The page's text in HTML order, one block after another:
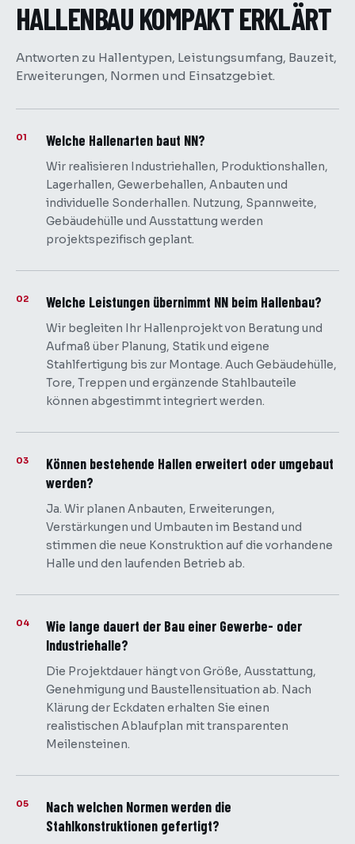
HALLENBAU KOMPAKT ERKLÄRT
Antworten zu Hallentypen, Leistungsumfang, Bauzeit,
Erweiterungen, Normen und Einsatzgebiet.
01 Welche Hallenarten baut NN?
Wir realisieren Industriehallen, Produktionshallen,
Lagerhallen, Gewerbehallen, Anbauten und
individuelle Sonderhallen. Nutzung, Spannweite,
Gebäudehülle und Ausstattung werden
projektspezifisch geplant.
02 Welche Leistungen übernimmt NN beim Hallenbau?
Wir begleiten Ihr Hallenprojekt von Beratung und
Aufmaß über Planung, Statik und eigene
Stahlfertigung bis zur Montage. Auch Gebäudehülle,
Tore, Treppen und ergänzende Stahlbauteile
können abgestimmt integriert werden.
03
Können bestehende Hallen erweitert oder umgebaut
werden?
Ja. Wir planen Anbauten, Erweiterungen,
Verstärkungen und Umbauten im Bestand und
stimmen die neue Konstruktion auf die vorhandene
Halle und den laufenden Betrieb ab.
04
Wie lange dauert der Bau einer Gewerbe- oder
Industriehalle?
Die Projektdauer hängt von Größe, Ausstattung,
Genehmigung und Baustellensituation ab. Nach
Klärung der Eckdaten erhalten Sie einen
realistischen Ablaufplan mit transparenten
Meilensteinen.
05
Nach welchen Normen werden die
Stahlkonstruktionen gefertigt?